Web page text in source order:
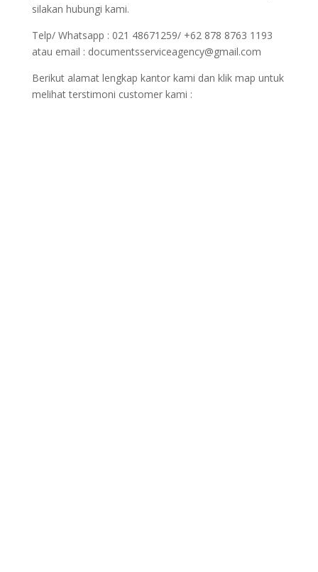
silakan hubungi kami.
Telp/ Whatsapp : 021 48671259/ +62 878 8763 1193
atau email : documentsserviceagency@gmail.com
Berikut alamat lengkap kantor kami dan klik map untuk
melihat terstimoni customer kami :